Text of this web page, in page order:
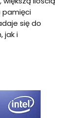
pamięci
się do
jak i